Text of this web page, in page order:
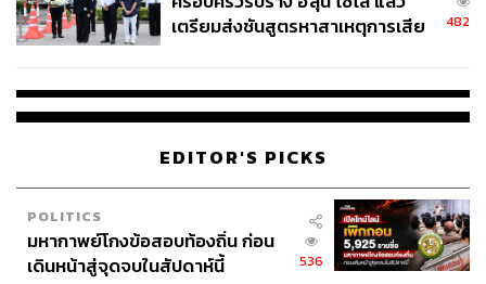
50% ของกำลังการผลิตไฟฟ้าใหม่ภายใน พ.ศ. 2593
และรถยนต์ใหม่ในตลาดจะเป็นรถยนต์ไฟฟ้า และ
ภายใน พ.ศ. 2578 และ
ความเป็นกลางทางคาร์บอนภายใน พ.ศ. 2608 ซึ่งเป็น
ฉากทัศน์ที่ใช้นโยบายและมาตรการเดียวกับฉากทัศน์
แรก โดยเพิ่มการปรับปรุงประสิทธิภาพทางพลังงาน
รวมถึงการส่งเสริมการลงทุนเทคโนโลยีดักจับและกัก
เก็บคาร์บอนที่ต้นทุนสูงลิบลิ่ว และไม่ได้รับการพิสูจน์
เตรียมส่งชันสูตรหาสาเหตุการเสีย
482
EDITOR'S PICKS
POLITICS
มหากาพย์โกงข้อสอบท้องถิ่น ก่อน
เดินหน้าสู่จุดจบในสัปดาห์นี้
536